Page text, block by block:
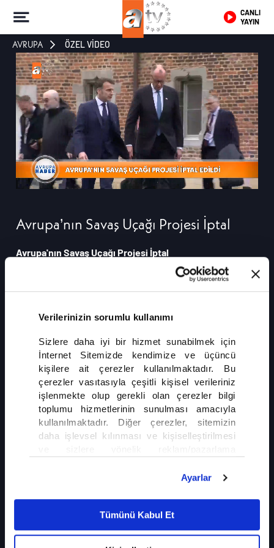
Verilerinizin sorumlu kullanımı
Sizlere daha iyi bir hizmet sunabilmek için
İnternet Sitemizde kendimize ve üçüncü
kişilere ait çerezler kullanılmaktadır. Bu
çerezler vasıtasıyla çeşitli kişisel verileriniz
işlenmekte olup gerekli olan çerezler bilgi
toplumu hizmetlerinin sunulması amacıyla
kullanılmaktadır. Diğer çerezler, sitemizin
daha işlevsel kılınması ve kişiselleştirilmesi
olarak açık rızanız dahilinde kullanılacaktır.
vasıtasıyla belirleyebilirsiniz. Çerezlere ilişkin
detaylı bilgi için Ayarlar butonuna tıklayabilir,
Çerez BilgilendirmeMetnimizi ziyaret
Ayarlar
Tümünü Kabul Et
CANLI
YAYIN
AVRUPA ÖZEL VİDEO
Avrupa’nın Savaş Uçağı Projesi İptal
Avrupa'nın Savaş Uçağı Projesi İptal
Almanya ve Fransa, yeni nesil ortak savaş uçağı projesini iptal etti. İki
ülkenin liderleri, Avrupa'nın en iddialı savunma programlarından birinde
yaşanan sorunların aşılamaması üzerine projeyi sonlandırma konusunda
İLGİNİZİ ÇEKEBİLİR
Avrupa'da Hız Denetimleri Sıklaştı